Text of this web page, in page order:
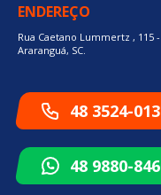
ENDEREÇO
Rua Caetano Lummertz , 115
Araranguá, SC.
48 3524-
48 9880-